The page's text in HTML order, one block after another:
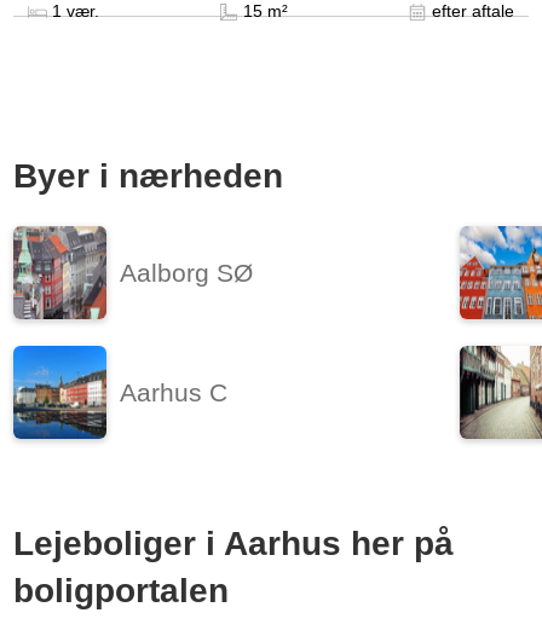
1 vær. 15 m² efter aftale
Byer i nærheden
Aalborg SØ
Aarhus C
Lejeboliger i Aarhus her på
boligportalen